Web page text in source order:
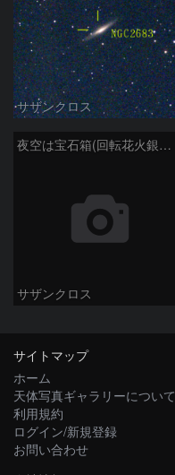
サザンクロス
夜空は宝石箱(回転花火銀河 M101) Seestar50
サザンクロス
サイトマップ
ホーム
天体写真ギャラリーについて
利用規約
ログイン/新規登録
お問い合わせ